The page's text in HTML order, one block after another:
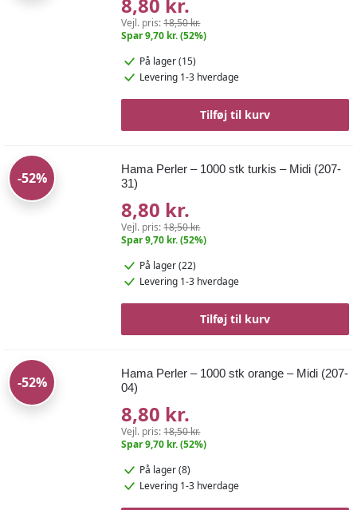
Vejl. pris:18,50 kr.
Spar 9,70 kr. (52%)
På lager (15)
Levering 1-3 hverdage
Tilføj til kurv
-52%
Hama Perler – 1000 stk turkis – Midi (207-
31)
8,80 kr.
Vejl. pris:18,50 kr.
Spar 9,70 kr. (52%)
På lager (22)
Levering 1-3 hverdage
Tilføj til kurv
-52%
Hama Perler – 1000 stk orange – Midi (207-
04)
8,80 kr.
Vejl. pris:18,50 kr.
Spar 9,70 kr. (52%)
På lager (8)
Levering 1-3 hverdage